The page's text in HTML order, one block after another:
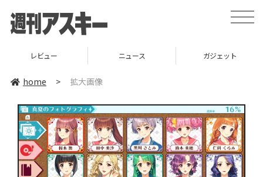
toggle
レビュー ニュース ガジェット
home > 拡大画像